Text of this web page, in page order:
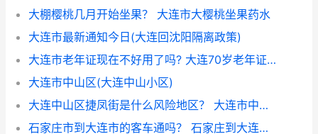
大棚樱桃几月开始坐果？ 大连市大樱桃坐果药水
大连市最新通知今日(大连回沈阳隔离政策)
大连市老年证现在不好用了吗? 大连70岁老年证如何办理
大连市中山区(大连中山小区)
大连中山区捷凤街是什么风险地区？ 大连市中山区
石家庄市到大连市的客车通吗？ 石家庄到大连客车